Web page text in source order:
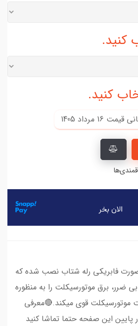
کنید.
کنید.
قیمت 16 مرداد 1405
فابریکی رله شتاب نصب شده که
ضرر، برق موتورسیکلت را به منظوره
قوی میکند.🔴معرفی
این صفحه حتما تماشا کنید